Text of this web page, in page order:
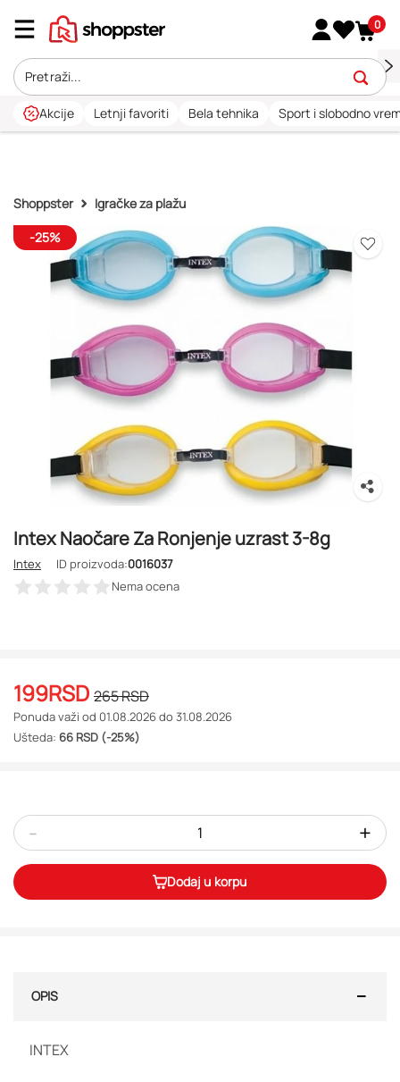
0
Akcije Letnji favoriti Bela tehnika Sport i slobodno
Shoppster
Igračke za plažu
-25%
Intex Naočare Za Ronjenje uzrast 3-8g
Intex ID proizvoda:0016037
Nema ocena
199RSD 265RSD
Ponuda važi od 01.08.2026 do 31.08.2026
Ušteda: 66 RSD (-25%)
- +
Dodaj u korpu
OPIS
INTEX